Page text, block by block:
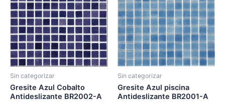
Sin categorizar
Gresite Azul Cobalto
Antideslizante BR2002-A
Sin categorizar
Gresite Azul piscina
Antideslizante BR2001-A